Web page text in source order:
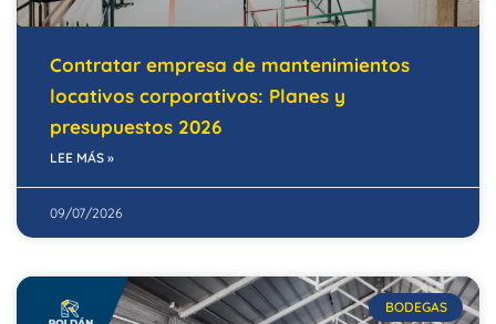
Contratar empresa de mantenimientos
locativos corporativos: Planes y
presupuestos 2026
LEE MÁS »
09/07/2026
BODEGAS